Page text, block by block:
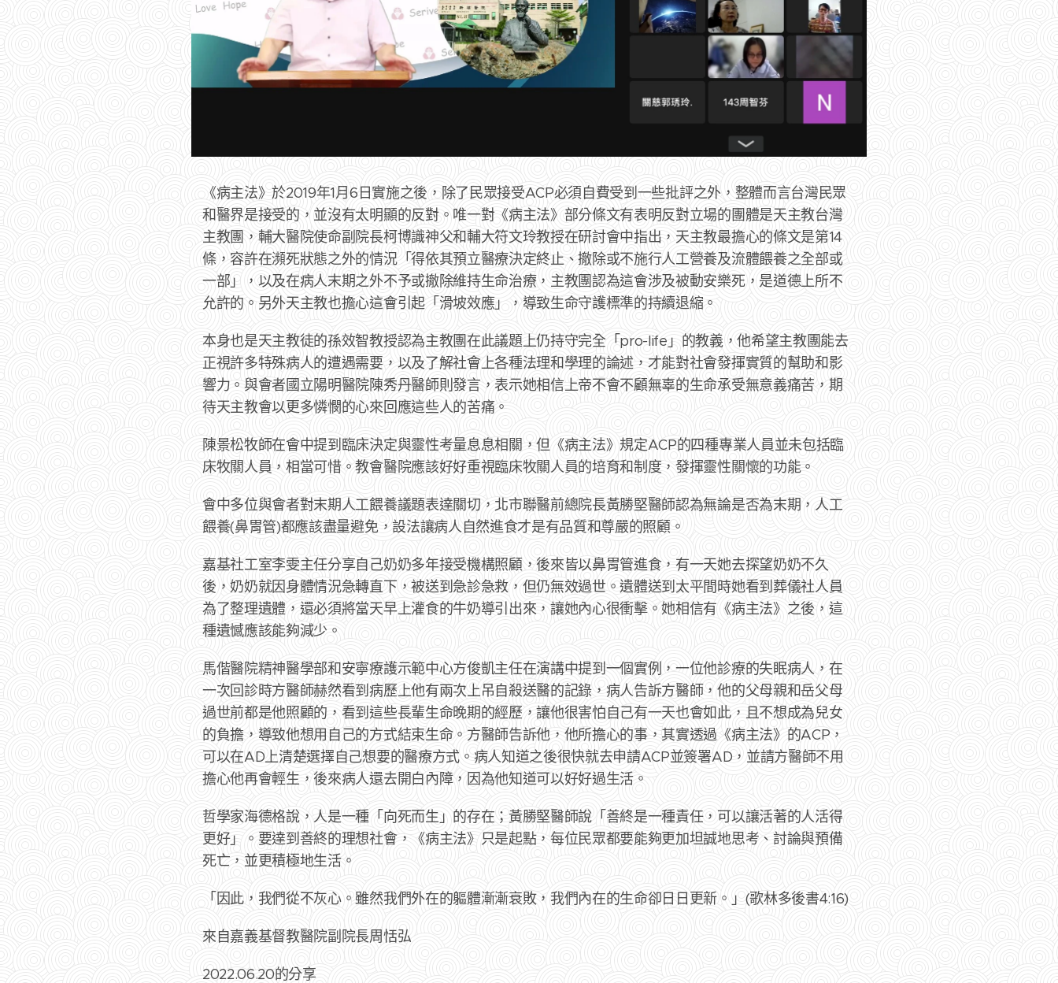
《病主法》於2019年1月6日實施之後，除了民眾接受ACP必須自費受到一些批評之外，整體而言台灣民眾
和醫界是接受的，並沒有太明顯的反對。唯一對《病主法》部分條文有表明反對立場的團體是天主教台灣
主教團，輔大醫院使命副院長柯博識神父和輔大符文玲教授在研討會中指出，天主教最擔心的條文是第14
條，容許在瀕死狀態之外的情況「得依其預立醫療決定終止、撤除或不施行人工營養及流體餵養之全部或
一部」，以及在病人末期之外不予或撤除維持生命治療，主教團認為這會涉及被動安樂死，是道德上所不
允許的。另外天主教也擔心這會引起「滑坡效應」，導致生命守護標準的持續退縮。
本身也是天主教徒的孫效智教授認為主教團在此議題上仍持守完全「pro-life」的教義，他希望主教團能去
正視許多特殊病人的遭遇需要，以及了解社會上各種法理和學理的論述，才能對社會發揮實質的幫助和影
響力。與會者國立陽明醫院陳秀丹醫師則發言，表示她相信上帝不會不顧無辜的生命承受無意義痛苦，期
待天主教會以更多憐憫的心來回應這些人的苦痛。
陳景松牧師在會中提到臨床決定與靈性考量息息相關，但《病主法》規定ACP的四種專業人員並未包括臨
床牧關人員，相當可惜。教會醫院應該好好重視臨床牧關人員的培育和制度，發揮靈性關懷的功能。
會中多位與會者對末期人工餵養議題表達關切，北市聯醫前總院長黃勝堅醫師認為無論是否為末期，人工
餵養(鼻胃管)都應該盡量避免，設法讓病人自然進食才是有品質和尊嚴的照顧。
嘉基社工室李雯主任分享自己奶奶多年接受機構照顧，後來皆以鼻胃管進食，有一天她去探望奶奶不久
後，奶奶就因身體情況急轉直下，被送到急診急救，但仍無效過世。遺體送到太平間時她看到葬儀社人員
為了整理遺體，還必須將當天早上灌食的牛奶導引出來，讓她內心很衝擊。她相信有《病主法》之後，這
種遺憾應該能夠減少。
馬偕醫院精神醫學部和安寧療護示範中心方俊凱主任在演講中提到一個實例，一位他診療的失眠病人，在
一次回診時方醫師赫然看到病歷上他有兩次上吊自殺送醫的記錄，病人告訴方醫師，他的父母親和岳父母
過世前都是他照顧的，看到這些長輩生命晚期的經歷，讓他很害怕自己有一天也會如此，且不想成為兒女
的負擔，導致他想用自己的方式結束生命。方醫師告訴他，他所擔心的事，其實透過《病主法》的ACP，
可以在AD上清楚選擇自己想要的醫療方式。病人知道之後很快就去申請ACP並簽署AD，並請方醫師不用
擔心他再會輕生，後來病人還去開白內障，因為他知道可以好好過生活。
哲學家海德格說，人是一種「向死而生」的存在；黃勝堅醫師說「善終是一種責任，可以讓活著的人活得
更好」。要達到善終的理想社會，《病主法》只是起點，每位民眾都要能夠更加坦誠地思考、討論與預備
死亡，並更積極地生活。
「因此，我們從不灰心。雖然我們外在的軀體漸漸衰敗，我們內在的生命卻日日更新。」(歌林多後書4:16)
來自嘉義基督教醫院副院長周恬弘
2022.06.20的分享